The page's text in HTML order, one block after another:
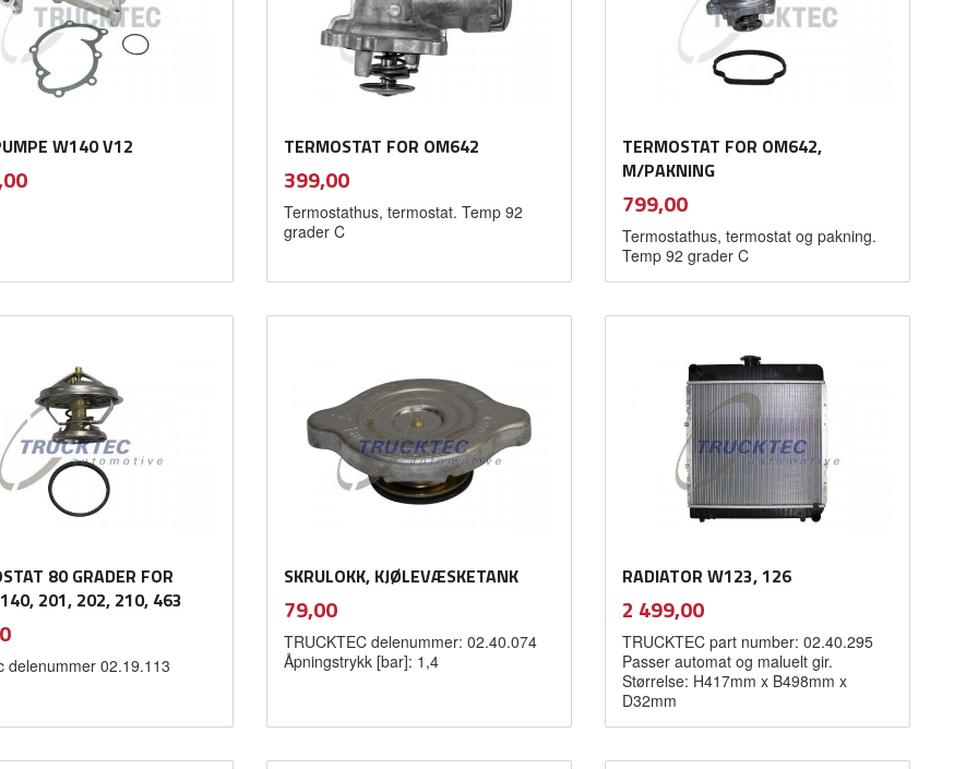
W140 V12
mva.
TERMOSTAT FOR OM642
Pris
399,00mva.
Termostathus, termostat. Temp 92
grader C
TERMOSTAT FOR OM642,
M/PAKNING
Pris
799,00mva.
Termostathus, termostat og pakning.
Temp 92 grader C
80 GRADER FOR
201, 202, 210, 463
mva.
delenummer 02.19.113
SKRULOKK, KJØLEVÆSKETANK
Pris
79,00mva.
TRUCKTEC delenummer: 02.40.074
Åpningstrykk [bar]: 1,4
RADIATOR W123, 126
Pris
2 499,00mva.
TRUCKTEC part number: 02.40.295
Passer automat og maluelt gir.
Størrelse: H417mm x B498mm x
D32mm